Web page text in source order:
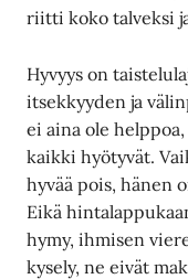
riitti koko talveksi
Hyvyys on
itsekkyyden ja
ei aina ole
kaikki hyötyvät.
hyvää pois, hänen
Eikä
hymy, ihmisen
kysely, ne eivät